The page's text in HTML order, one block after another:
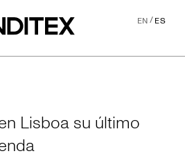
EN/ES
Lisboa su último